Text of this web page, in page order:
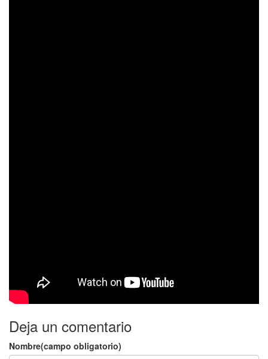
Deja un comentario
Nombre(campo obligatorio)